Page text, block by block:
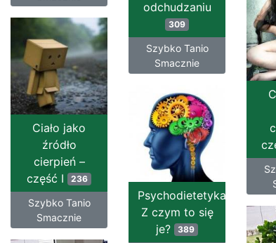
odchudzaniu
309
Szybko Tanio
Smacznie
Ciało jako
źródło
cierpień –
część I 236
Szybko Tanio
Smacznie
Psychodietetyka?
Z czym to się
je? 389